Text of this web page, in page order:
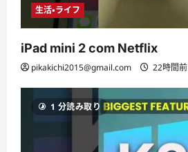
生活・ライフ
iPad mini 2 com Netflix
pikakichi2015@gmail.com 22時間前
1 分読み取り